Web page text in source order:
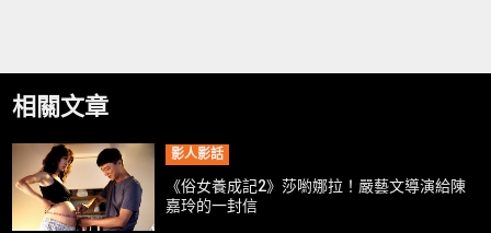
相關文章
影人影話
《俗女養成記2》莎喲娜拉！嚴藝文導演給陳
嘉玲的一封信